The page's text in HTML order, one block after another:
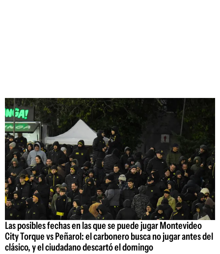
Las posibles fechas en las que se puede jugar Montevideo
City Torque vs Peñarol: el carbonero busca no jugar antes del
clásico, y el ciudadano descartó el domingo